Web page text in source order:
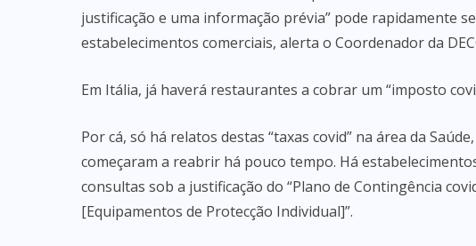
justificação e uma informação prévia” pode rapidamente
estabelecimentos comerciais, alerta o Coordenador da
Em Itália, já haverá restaurantes a cobrar um “imposto
Por cá, só há relatos destas “taxas covid” na área da
começaram a reabrir há pouco tempo. Há
consultas sob a justificação do “Plano de Contingência
[Equipamentos de Protecção Individual]”.